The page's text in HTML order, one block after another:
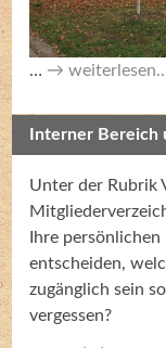
…
Interner Bereich
Unter der Rubrik
Ihre
entscheiden,
zugänglich sein
vergessen?